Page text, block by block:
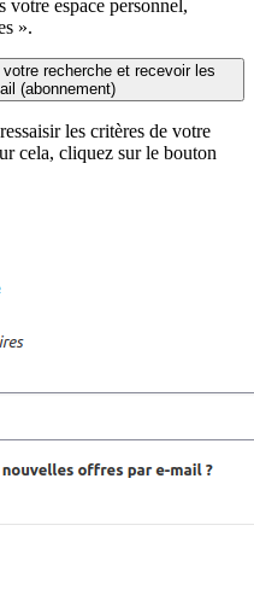
votre espace personnel,
».
recherche et recevoir les
(abonnement)
les critères de votre
cela, cliquez sur le bouton